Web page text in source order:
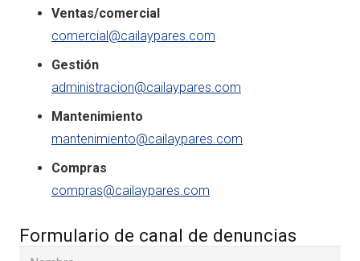
Ventas/comercial
comercial@cailaypares.com
Gestión
administracion@cailaypares.com
Mantenimiento
mantenimiento@cailaypares.com
Compras
compras@cailaypares.com
Formulario de canal de denuncias